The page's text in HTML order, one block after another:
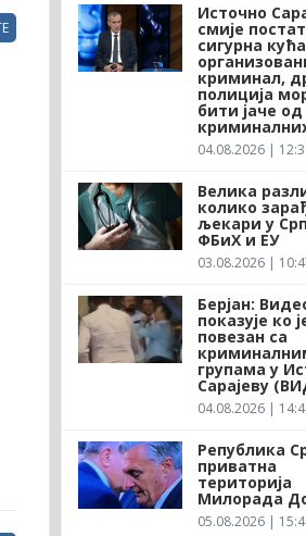
Источно
смије
сигурна
криминал,
полиција
бити јаче од
04.08.2026 |
Велика
колико
љекари у
ФБиХ и ЕУ
03.08.2026 |
Берјан:
показује ко
повезан са
групама у
Сарајеву
04.08.2026 |
Република
приватна
територија
Милорада
05.08.2026 |